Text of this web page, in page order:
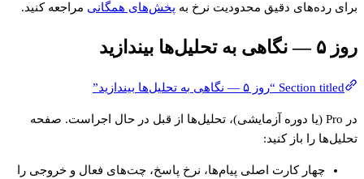
برای رده‌های دقیق محدودیت نرخ به پخش‌های همگانی مراجعه کنید.
روز ۵ — نگاهی به تحلیل‌ها بیندازید
Section titled “روز ۵ — نگاهی به تحلیل‌ها بیندازید”
در Pro (یا دوره آزمایشی)، تحلیل‌ها از قبل در حال اجراست. صفحه
تحلیل‌ها را باز کنید:
چهار کارت اصلی پیام‌ها، نرخ پاسخ، چت‌های فعال و خروجی را